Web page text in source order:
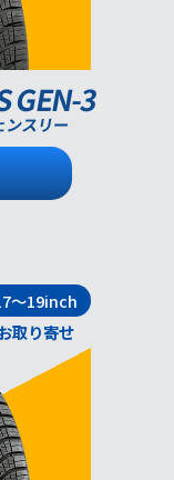
GEN-3
ンスリー
～19inch
取り寄せ